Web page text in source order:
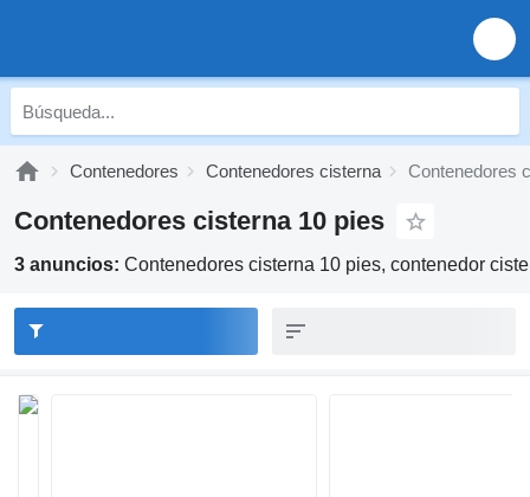
Contenedores Contenedores cisterna Contenedores
Contenedores cisterna 10 pies
3 anuncios: Contenedores cisterna 10 pies, contenedor